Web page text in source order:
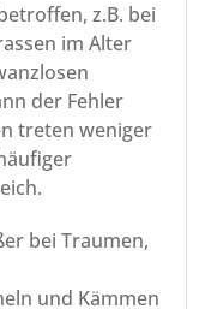
z.B. bei
im Alter
der Fehler
treten weniger
bei Traumen,
und Kämmen